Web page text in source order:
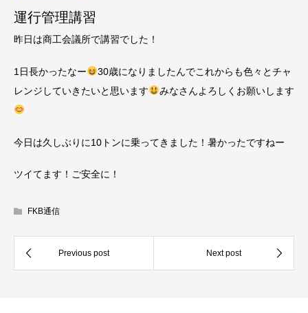
運行管理講習
昨日は商工会議所で講習でした！
1日長かったなー
30歳になりましたんでこれからも色々とチャ
レンジしていきたいと思います
みなさんよろしくお願いします
今日は久しぶりに10トンに乗ってきました！暑かったですねー
ツイてます！ご安全に！
FKB通信